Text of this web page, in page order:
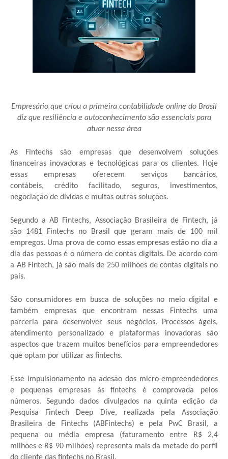
Empresário que criou a primeira contabilidade online do Brasil
diz que resiliência e autoconhecimento são essenciais para
atuar nessa área
As Fintechs são empresas que desenvolvem soluções
financeiras inovadoras e tecnológicas para os clientes. Hoje
essas empresas oferecem serviços bancários,
contábeis, crédito facilitado, seguros, investimentos,
negociação de dívidas e muitas outras soluções.
Segundo a AB Fintechs, Associação Brasileira de Fintech, já
são 1481 Fintechs no Brasil que geram mais de 100 mil
empregos. Uma prova de como essas empresas estão no dia a
dia das pessoas é o número de contas digitais. De acordo com
a AB Fintech, já são mais de 250 milhões de contas digitais no
país.
São consumidores em busca de soluções no meio digital e
também empresas que encontram nessas Fintechs uma
parceria para desenvolver seus negócios. Processos ágeis,
atendimento personalizado e plataformas inovadoras são
aspectos que trazem muitos benefícios para empreendedores
que optam por utilizar as fintechs.
Esse impulsionamento na adesão dos micro-empreendedores
e pequenas empresas às fintechs é comprovada pelos
números. Segundo dados divulgados na quinta edição da
Pesquisa Fintech Deep Dive, realizada pela Associação
Brasileira de Fintechs (ABFintechs) e pela PwC Brasil, a
pequena ou média empresa (faturamento entre R$ 2,4
milhões e R$ 90 milhões) representa mais da metade do perfil